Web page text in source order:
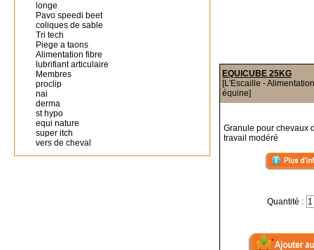
longe
Pavo speedi beet
coliques de sable
Tri tech
Piege a taons
Alimentation fibre
lubrifiant articulaire
Membres
proclip
nai
derma
st hypo
equi nature
super itch
vers de cheval
EQUICUBE 25KG
[L'Escaille - Alimentation
équine]
Granule pour chevaux
travail modéré
Quantité :